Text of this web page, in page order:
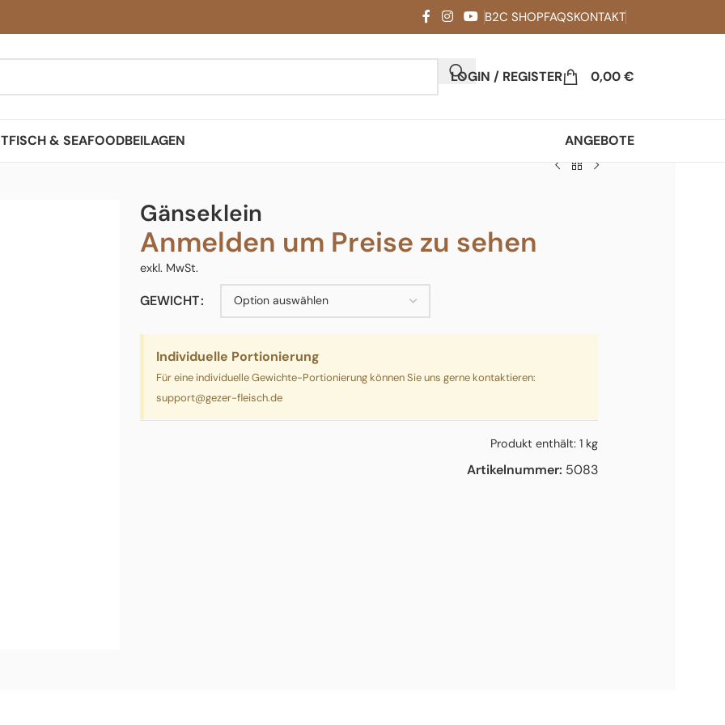
B2C SHOPFAQSKONTAKT
LOGIN / REGISTER 0,00€
FISCH & SEAFOODBEILAGEN
ANGEBOTE
Gänseklein
Anmelden um Preise zu sehen
exkl. MwSt.
GEWICHT
Individuelle Portionierung
Für eine individuelle Gewichte-Portionierung können Sie uns gerne kontaktieren:
support@gezer-fleisch.de
Produkt enthält: 1 kg
Artikelnummer: 5083